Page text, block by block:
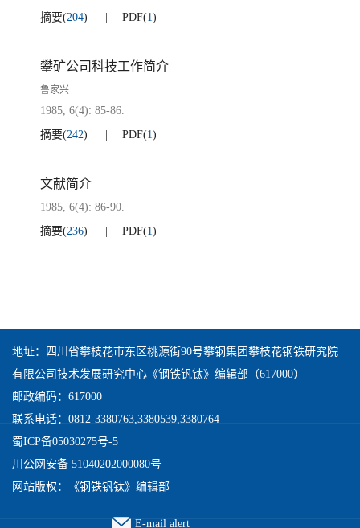
摘要(204) PDF(1)
攀矿公司科技工作简介
鲁家兴
1985, 6(4): 85-86.
摘要(242) PDF(1)
文献简介
1985, 6(4): 86-90.
摘要(236) PDF(1)
地址：四川省攀枝花市东区桃源街90号攀钢集团攀枝花钢铁研究院
有限公司技术发展研究中心《钢铁钒钛》编辑部（617000）
邮政编码：617000
联系电话：0812-3380763,3380539,3380764
蜀ICP备05030275号-5
川公网安备 51040202000080号
网站版权：《钢铁钒钛》编辑部
E-mail alert